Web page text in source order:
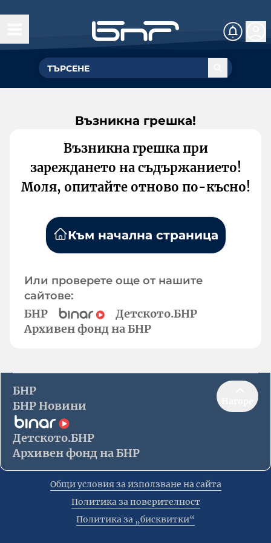
Възникна грешка!
Възникна грешка при
зареждането на съдържанието!
Моля, опитайте отново по-късно!
Към начална страница
Или проверете още от нашите
сайтове:
БНР
Детското.БНР
Архивен фонд на БНР
БНР
БНР Новини
Детското.БНР
Архивен фонд на БНР
Общи условия за използване на сайта
Политика за поверителност
Политика за „бисквитки“